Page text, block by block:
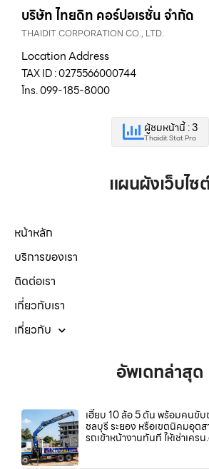
บริษัท ไทยดิท คอร์ปอเรชั่น จำกัด
THAIDIT CORPORATION CO., LTD.
Location Address
TAX ID : 0275566000744
โทร. 099-185-8000
ผู้ชมหน้านี้ : 3
Thaidit Stat Pro
แผนผังเว็บไซ
หน้าหลัก
บริการของเรา
ติดต่อเรา
เกี่ยวกับเรา
เกี่ยวกับ
อัพเดทล่าสุด
เฮี๊ยบ 10 ล้อ 5 ตัน พร้อมคนขับ
ชลบุรี ระยอง หรือเขตนิคมอุตส
รถเข้าหน้างานทันที ให้เช่าเคร